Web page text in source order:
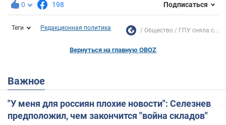
0 198 Подписаться
Теги Редакционная политика Общество ГПУ сняла с...
Вернуться на главную OBOZ
Важное
"У меня для россиян плохие новости": Селезнев
предположил, чем закончится "война складов"